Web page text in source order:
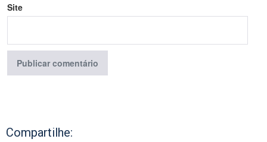
Site
Compartilhe: